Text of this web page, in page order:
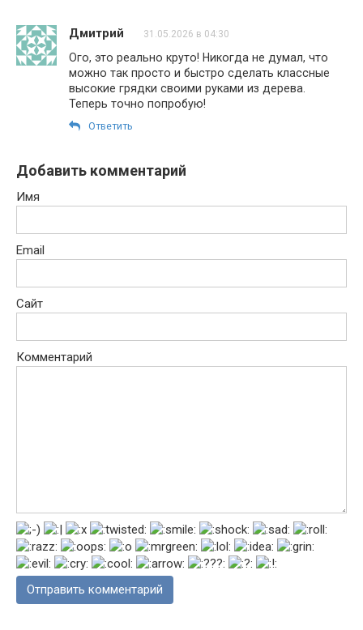
Дмитрий 31.05.2026 в 04:30
Ого, это реально круто! Никогда не думал, что
можно так просто и быстро сделать классные
высокие грядки своими руками из дерева.
Теперь точно попробую!
Ответить
Добавить комментарий
Имя
Email
Сайт
Комментарий